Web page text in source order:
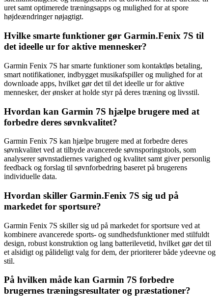
uret samt optimerede træningsapps og mulighed for at spore
højdeændringer nøjagtigt.
Hvilke smarte funktioner gør Garmin.Fenix 7S til
det ideelle ur for aktive mennesker?
Garmin Fenix 7S har smarte funktioner som kontaktløs betaling,
smart notifikationer, indbygget musikafspiller og mulighed for at
downloade apps, hvilket gør det til det ideelle ur for aktive
mennesker, der ønsker at holde styr på deres træning og livsstil.
Hvordan kan Garmin 7S hjælpe brugere med at
forbedre deres søvnkvalitet?
Garmin Fenix 7S kan hjælpe brugere med at forbedre deres
søvnkvalitet ved at tilbyde avancerede søvnsporingstools, som
analyserer søvnstadiernes varighed og kvalitet samt giver personlig
feedback og forslag til søvnforbedring baseret på brugerens
individuelle data.
Hvordan skiller Garmin.Fenix 7S sig ud på
markedet for sportsure?
Garmin Fenix 7S skiller sig ud på markedet for sportsure ved at
kombinere avancerede sports- og sundhedsfunktioner med stilfuldt
design, robust konstruktion og lang batterilevetid, hvilket gør det til
et alsidigt og pålideligt valg for dem, der prioriterer både ydeevne og
stil.
På hvilken måde kan Garmin 7S forbedre
brugernes træningsresultater og præstationer?